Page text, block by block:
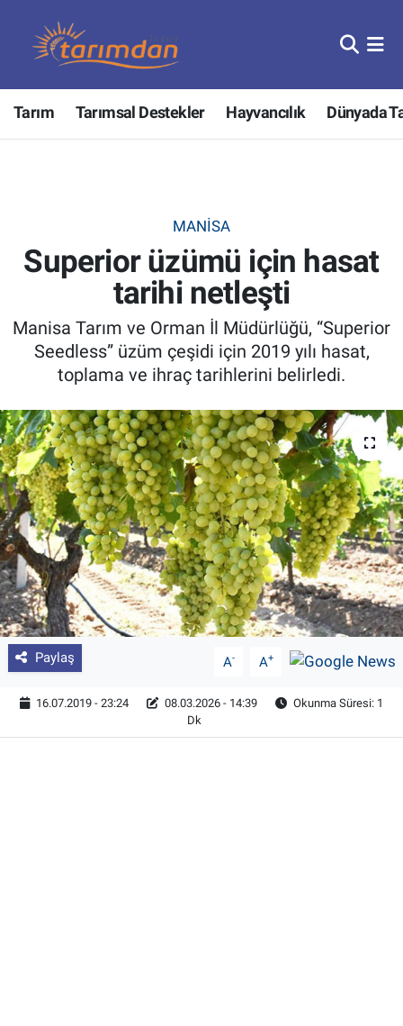
Tarım Tarımsal Destekler Hayvancılık Dünyada
MANISA
Superior üzümü için hasat
tarihi netleşti
Manisa Tarım ve Orman İl Müdürlüğü, “Superior
Seedless” üzüm çeşidi için 2019 yılı hasat,
toplama ve ihraç tarihlerini belirledi.
Paylaş A- A+
16.07.2019 - 23:24 08.03.2026 - 14:39
Okunma Süresi: 1
Dk
Tarım
Hayvancılık
Tarımsal Destekler
Tarım Bakanlığı
TZOB
Tarım Kredi Kooperatifleri
Pankobirlik
Et fiyatları
Tarım Bilgisi
Yetiştirici Soruyor
Dünyada Tarım
Üretici Birlikleri
Şeker ve Şekerli Mamüller
Nöbetçi Eczaneler
Hava Durumu
Tüm Manşetler
Son Dakika Haberleri
Haber Arşivi